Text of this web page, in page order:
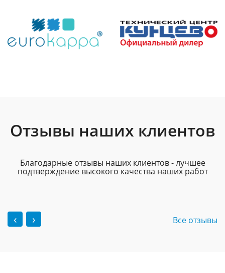
Отзывы наших клиентов
Благодарные отзывы наших клиентов - лучшее
подтверждение высокого качества наших работ
‹ › Все отзывы